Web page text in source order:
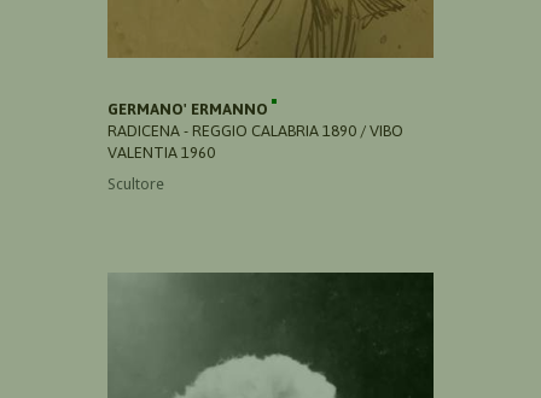
GERMANO' ERMANNO
RADICENA - REGGIO CALABRIA 1890 / VIBO
VALENTIA 1960
Scultore